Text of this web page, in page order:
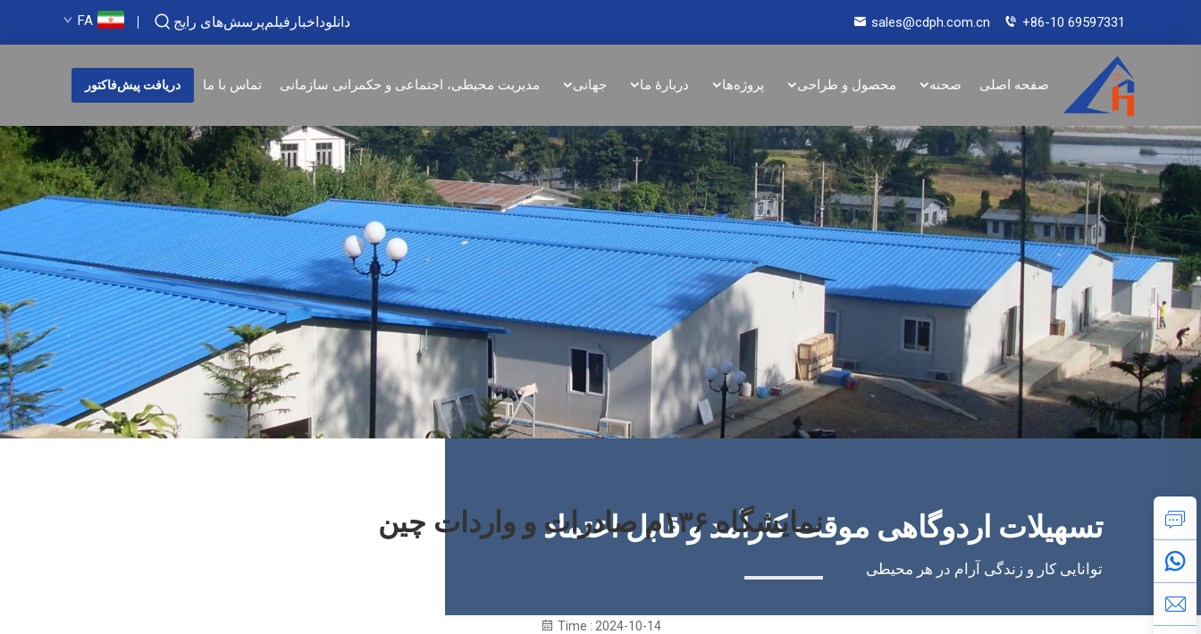
+86-10 69597331
sales@cdph.com.cn دانلوداخبار فیلمپرسش‌های رایج FA
صفحه اصلی صحنه محصول و طراحی پروژه‌ها دربارهٔ ما جهانی مدیریت محیطی، اجتماعی و حکمرانی سازمانی تماس با ما دریافت پیش‌فاکتور
تسهیلات اردوگاهی موقت کارآمد و قابل اعتماد
توانایی کار و زندگی آرام در هر محیطی
نمایشگاه ۱۳۶م صادرات و واردات چین
Time : 2024-10-14